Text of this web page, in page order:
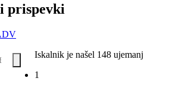
prispevki
Iskalnik je našel 148 ujemanj
1